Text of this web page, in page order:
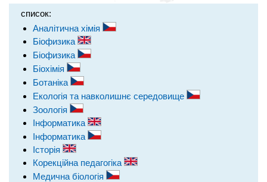
список:
Аналітична хімія
Біофизика
Біофизика
Біохімія
Ботаніка
Екологія та навколишнє середовище
Зоологія
Інформатика
Інформатика
Історія
Корекційна педагогіка
Медична біологія